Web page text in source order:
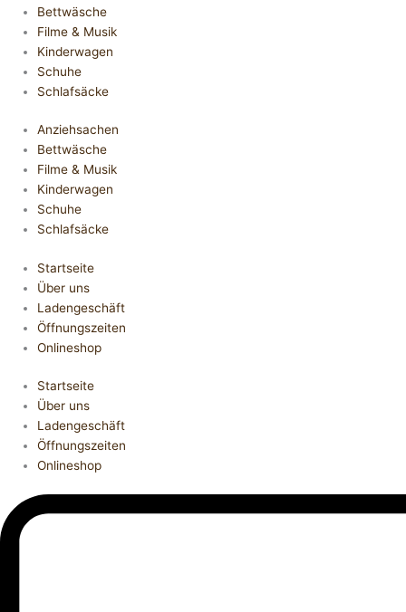
Bettwäsche
Filme & Musik
Kinderwagen
Schuhe
Schlafsäcke
Anziehsachen
Bettwäsche
Filme & Musik
Kinderwagen
Schuhe
Schlafsäcke
Startseite
Über uns
Ladengeschäft
Öffnungszeiten
Onlineshop
Startseite
Über uns
Ladengeschäft
Öffnungszeiten
Onlineshop